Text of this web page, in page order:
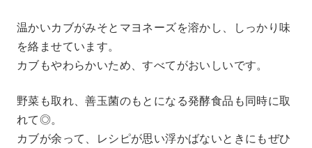
温かいカブがみそとマヨネーズを溶かし、しっかり味
を絡ませています。
カブもやわらかいため、すべてがおいしいです。
野菜も取れ、善玉菌のもとになる発酵食品も同時に取
れて◎。
カブが余って、レシピが思い浮かばないときにもぜひ